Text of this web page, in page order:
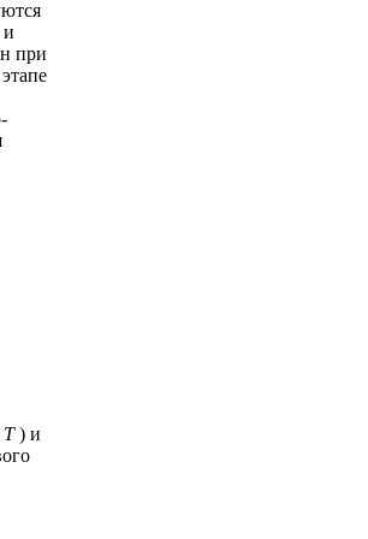
и
при
Т) и